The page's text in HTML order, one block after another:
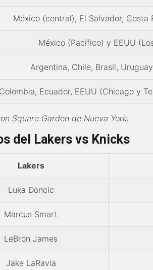
México (central), El Salvador, Costa
México (Pacífico) y EEUU
Argentina, Chile, Brasil,
Colombia, Ecuador, EEUU (Chicago y
Square Garden de Nueva York.
del Lakers vs Knicks
Lakers
Luka Doncic
Marcus Smart
LeBron James
Jake LaRavia